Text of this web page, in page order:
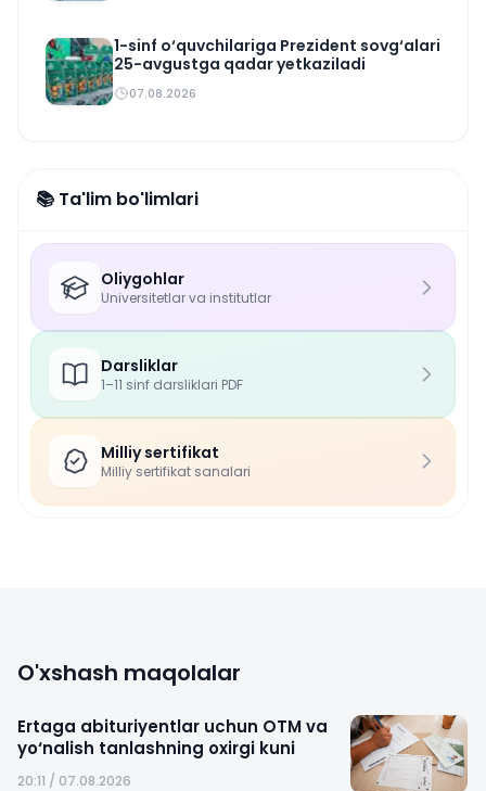
1-sinf o‘quvchilariga Prezident sovg‘alari
25-avgustga qadar yetkaziladi
07.08.2026
📚 Ta'lim bo'limlari
Oliygohlar
Universitetlar va institutlar
Darsliklar
1–11 sinf darsliklari PDF
Milliy sertifikat
Milliy sertifikat sanalari
O'xshash maqolalar
Ertaga abituriyentlar uchun OTM va
yo‘nalish tanlashning oxirgi kuni
20:11 / 07.08.2026